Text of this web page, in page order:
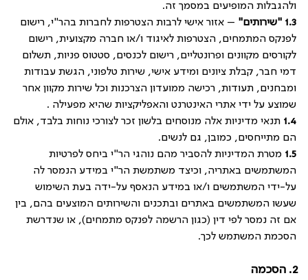
ולהגבלות המופיעים במסמך זה.
1.3 "
שירותים" – אזור אישי לרבות הצטרפות לחברות בהר"י, רישום
לפנקס המתמחים, הצטרפות לאיגוד ו/או חברה מקצועית, רישום
לקורסים מקוונים ופרונטליים, רישום לכנסים, סטטוס פניות, תשלום
דמי חבר, קבלת ציונים ומידע אישי, שירות טלפוני, הגשת עבודות
ומבחנים, תעודות, רכישה ממועדון הצרכנות וכל שירות מקוון אחר
שמוצע על ידי אתרי האינטרנט והאפליקציות שהיא מפעילה .
1.4 תנאי מדיניות אלה מנוסחים בלשון זכר לצורכי נוחות בלבד, אולם
הם מתייחסים, כמובן, גם לנשים.
1.5 מטרת המדיניות להסביר מהם נוהגי הר"י ביחס לפרטיות
המשתמשים באתריה, וכיצד משתמשת הר"י במידע הנמסר לה
על-ידי המשתמשים ו/או במידע הנאסף על-ידה בעת השימוש
שעשו המשתמשים באתרים ובתכנים והשירותים המוצעים בהם, בין
אם זה נמסר לפי דין (כגון הרשמה לפנקס מתמחים), או שנדרשת
הסכמת המשתמש לכך.
2. הסכמה